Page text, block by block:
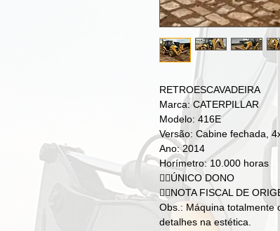
RETROESCAVADEIRA
Marca: CATERPILLAR
Modelo: 416E
Versão: Cabine fechada,
Ano: 2014
Horímetro: 10.000 horas
👉🏻ÚNICO DONO
👉🏻NOTA FISCAL DE
Obs.: Máquina totalmente
detalhes na estética.